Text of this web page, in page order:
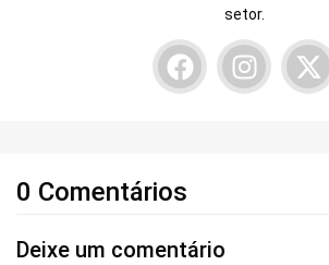
setor.
0 Comentários
Deixe um comentário